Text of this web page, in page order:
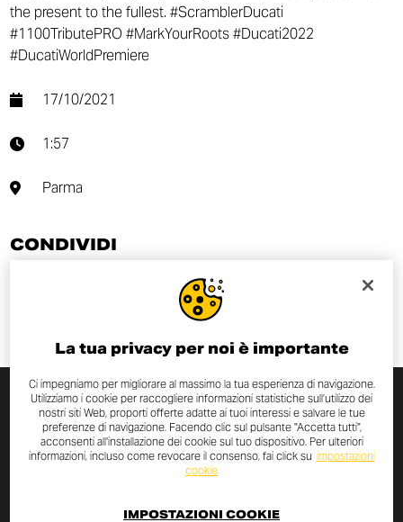
the present to the fullest. #ScramblerDucati
#1100TributePRO #MarkYourRoots #Ducati2022
#DucatiWorldPremiere
17/10/2021
1:57
Parma
CONDIVIDI
ISCRIVITI ALLA NEWSLETTER
Rimani aggiornato sulle novità e le promozioni Scrambler
La tua privacy per noi è importante
Ci impegniamo per migliorare al massimo la tua esperienza di navigazione.
Utilizziamo i cookie per raccogliere informazioni statistiche sull’utilizzo dei
nostri siti Web, proporti offerte adatte ai tuoi interessi e salvare le tue
preferenze di navigazione. Facendo clic sul pulsante "Accetta tutti",
acconsenti all'installazione dei cookie sul tuo dispositivo. Per ulteriori
informazioni, incluso come revocare il consenso, fai click su impostazioni
cookie
IMPOSTAZIONI COOKIE